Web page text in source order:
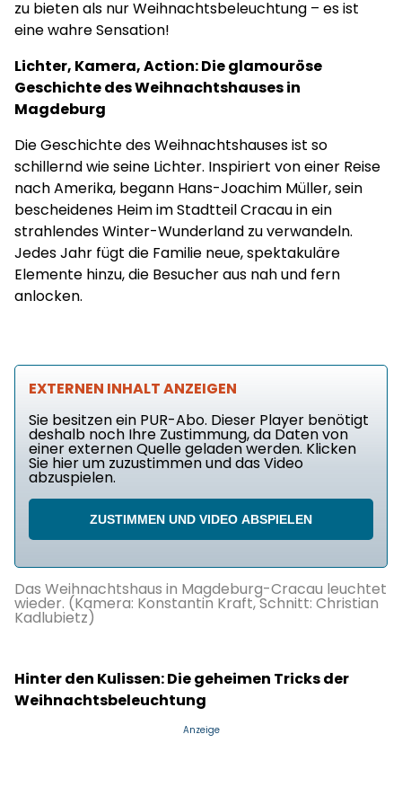
zu bieten als nur Weihnachtsbeleuchtung – es ist
eine wahre Sensation!
Lichter, Kamera, Action: Die glamouröse
Geschichte des Weihnachtshauses in
Magdeburg
Die Geschichte des Weihnachtshauses ist so
schillernd wie seine Lichter. Inspiriert von einer Reise
nach Amerika, begann Hans-Joachim Müller, sein
bescheidenes Heim im Stadtteil Cracau in ein
strahlendes Winter-Wunderland zu verwandeln.
Jedes Jahr fügt die Familie neue, spektakuläre
Elemente hinzu, die Besucher aus nah und fern
anlocken.
EXTERNEN INHALT ANZEIGEN
Sie besitzen ein PUR-Abo. Dieser Player benötigt
deshalb noch Ihre Zustimmung, da Daten von
einer externen Quelle geladen werden. Klicken
Sie hier um zuzustimmen und das Video
abzuspielen.
ZUSTIMMEN UND VIDEO ABSPIELEN
Das Weihnachtshaus in Magdeburg-Cracau leuchtet
wieder. (Kamera: Konstantin Kraft, Schnitt: Christian
Kadlubietz)
Hinter den Kulissen: Die geheimen Tricks der
Weihnachtsbeleuchtung
Anzeige